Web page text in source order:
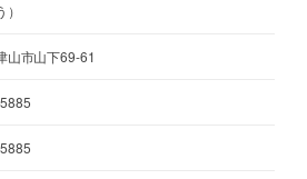
山市山下69-61